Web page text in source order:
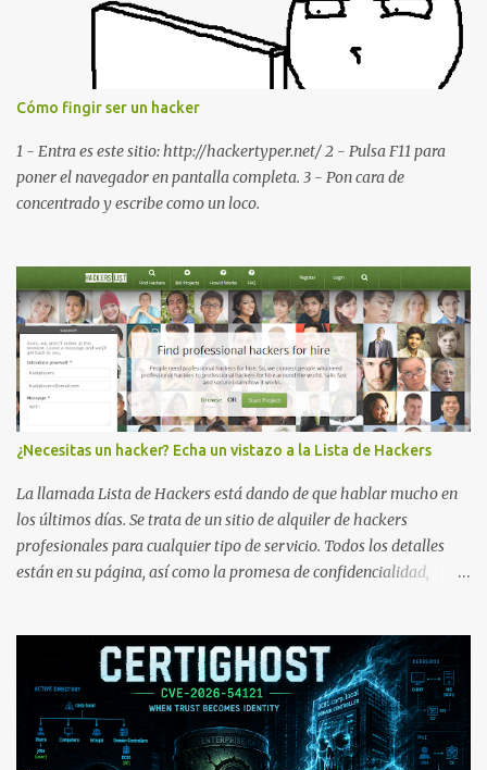
de software PDA y de firmware *#*#232337#*#* : Muestra la
dirección Bluetooth del smartphone *#*#232338#*#* : Muestra
la dirección MAC del la tarjeta WiFi del dispositivo *#*#2663#*#*
: Visualiza la versión de la pantalla táctil del smartphone
*#*#3264#*#* : Muestra que versión de memoria RAM está
disponible en el smartphone o la tablet *#*#34971539#*#* :
Visualiza la información detallada d...
Cómo fingir ser un hacker
1 - Entra es este sitio: http://hackertyper.net/ 2 - Pulsa F11 para
poner el navegador en pantalla completa. 3 - Pon cara de
concentrado y escribe como un loco.
¿Necesitas un hacker? Echa un vistazo a la Lista de Hackers
La llamada Lista de Hackers está dando de que hablar mucho en
los últimos días. Se trata de un sitio de alquiler de hackers
profesionales para cualquier tipo de servicio. Todos los detalles
están en su página, así como la promesa de confidencialidad,
contratados desde la plataforma. En el sitio se asegura de que
Lista de Hackers, con identidades desconocidas, fue creada para un
"uso legal y ético", y sin embargo existen propuestas de dudosa
ética como para entrar en cuentas de Gmail o WhatsApp,
comprometer bases de datos o cambiar notas de cursos. La Lista